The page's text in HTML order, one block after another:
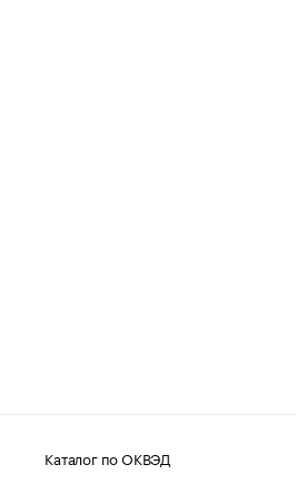
Каталог по ОКВЭД